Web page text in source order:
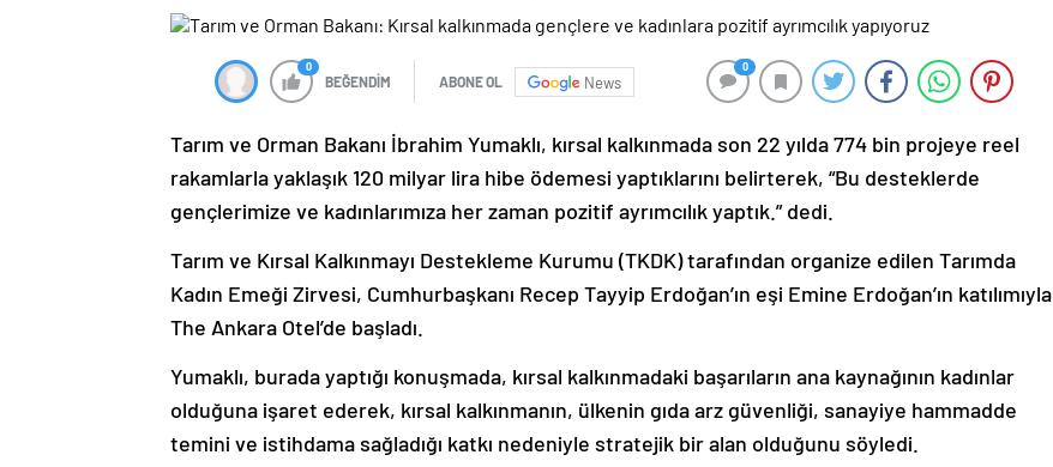
0
BEĞENDİM ABONE OL News
0
Tarım ve Orman Bakanı İbrahim Yumaklı, kırsal kalkınmada son 22 yılda 774 bin projeye reel
rakamlarla yaklaşık 120 milyar lira hibe ödemesi yaptıklarını belirterek, “Bu desteklerde
gençlerimize ve kadınlarımıza her zaman pozitif ayrımcılık yaptık.” dedi.
Tarım ve Kırsal Kalkınmayı Destekleme Kurumu (TKDK) tarafından organize edilen Tarımda
Kadın Emeği Zirvesi, Cumhurbaşkanı Recep Tayyip Erdoğan’ın eşi Emine Erdoğan’ın katılımıyla
The Ankara Otel’de başladı.
Yumaklı, burada yaptığı konuşmada, kırsal kalkınmadaki başarıların ana kaynağının kadınlar
olduğuna işaret ederek, kırsal kalkınmanın, ülkenin gıda arz güvenliği, sanayiye hammadde
temini ve istihdama sağladığı katkı nedeniyle stratejik bir alan olduğunu söyledi.